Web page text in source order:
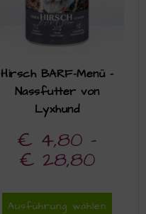
Hirsch BARF-Menü –
Nassfutter von
Lyxhund
€ 4,80 –
€ 28,80
Ausführung wählen